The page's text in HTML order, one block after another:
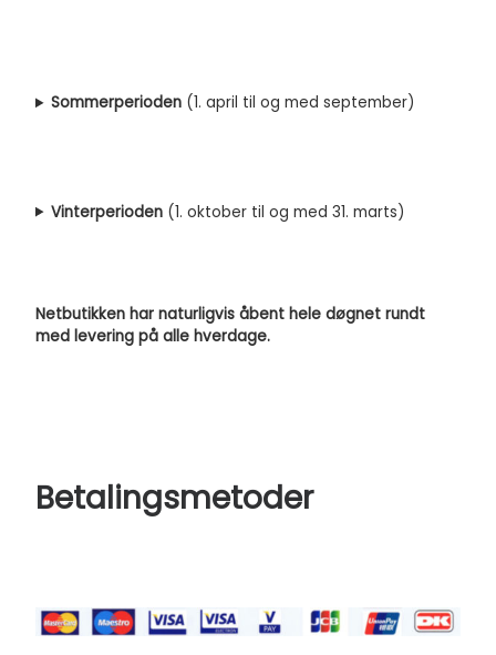
Sommerperioden (1. april til og med september)
Vinterperioden (1. oktober til og med 31. marts)
Netbutikken har naturligvis åbent hele døgnet rundt
med levering på alle hverdage.
Betalingsmetoder